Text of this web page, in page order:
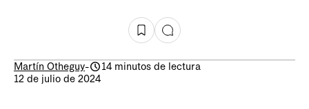
Martín Otheguy-
14 minutos de lectura
12 de julio de 2024